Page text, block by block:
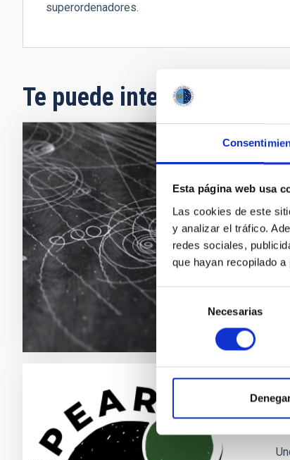
Esta página web usa
Las cookies de este
y analizar el tráfico.
redes sociales,
que hayan recopilado
consentimiento
Necesarias
superordenadores.
Te puede interesar